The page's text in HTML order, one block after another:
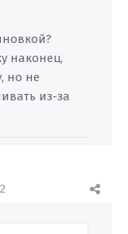
наконец,
но не
из-за